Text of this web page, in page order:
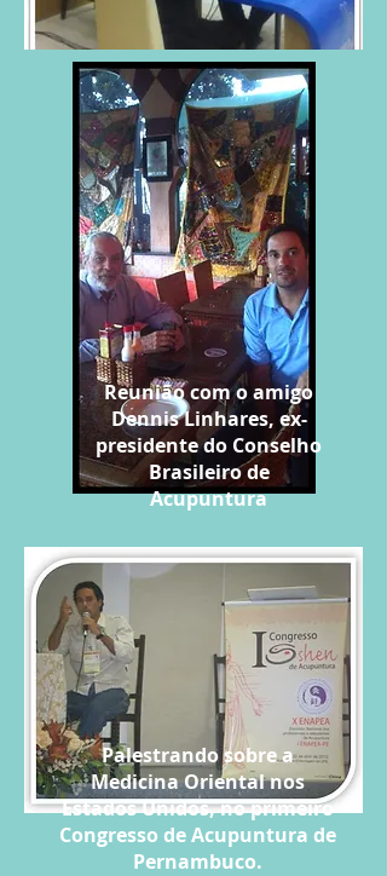
Reunião com o amigo
Dennis Linhares, ex-
presidente do Conselho
Brasileiro de
Acupuntura
Palestrando sobre a
Medicina Oriental nos
Estados Unidos, no primeiro
Congresso de Acupuntura de
Pernambuco.